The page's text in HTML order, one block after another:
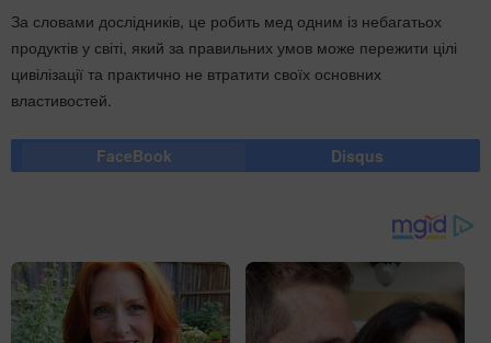
За словами дослідників, це робить мед одним із небагатьох
продуктів у світі, який за правильних умов може пережити цілі
цивілізації та практично не втратити своїх основних
властивостей.
FaceBook Disqus